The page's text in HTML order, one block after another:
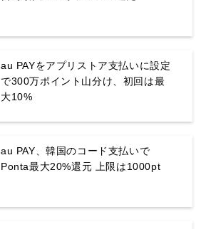
au PAYをアプリストア支払いに設定
で300万ポイント山分け、初回は最
大10%
au PAY、韓国のコード支払いで
Ponta最大20%還元 上限は1000pt